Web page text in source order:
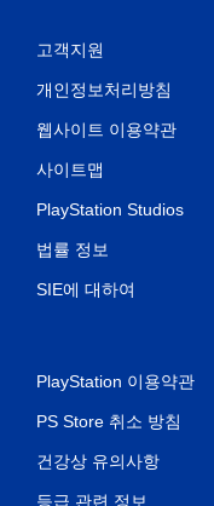
고객지원
개인정보처리방침
웹사이트 이용약관
사이트맵
PlayStation Studios
법률 정보
SIE에 대하여
PlayStation 이용약관
PS Store 취소 방침
건강상 유의사항
등급 관련 정보